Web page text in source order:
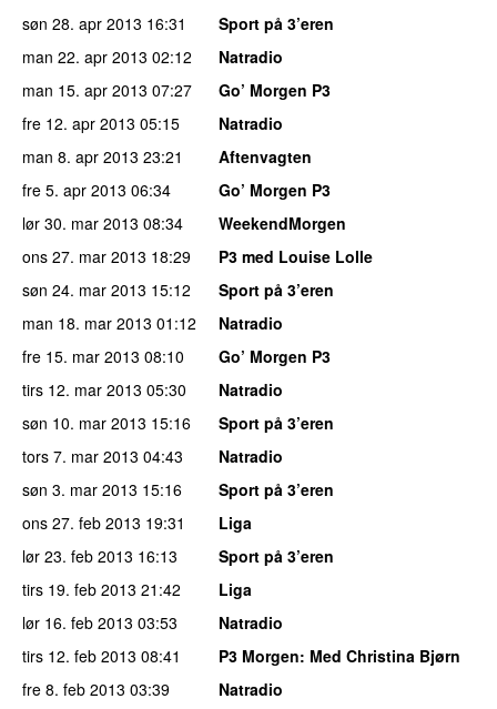
søn 28. apr 2013 16:31
Sport på 3’eren
man 22. apr 2013 02:12
Natradio
man 15. apr 2013 07:27
Go’ Morgen P3
fre 12. apr 2013 05:15
Natradio
man 8. apr 2013 23:21
Aftenvagten
fre 5. apr 2013 06:34
Go’ Morgen P3
lør 30. mar 2013 08:34
WeekendMorgen
ons 27. mar 2013 18:29
P3 med Louise Lolle
søn 24. mar 2013 15:12
Sport på 3’eren
man 18. mar 2013 01:12
Natradio
fre 15. mar 2013 08:10
Go’ Morgen P3
tirs 12. mar 2013 05:30
Natradio
søn 10. mar 2013 15:16
Sport på 3’eren
tors 7. mar 2013 04:43
Natradio
søn 3. mar 2013 15:16
Sport på 3’eren
ons 27. feb 2013 19:31
Liga
lør 23. feb 2013 16:13
Sport på 3’eren
tirs 19. feb 2013 21:42
Liga
lør 16. feb 2013 03:53
Natradio
tirs 12. feb 2013 08:41 P3 Morgen: Med Christina Bjørn
fre 8. feb 2013 03:39
Natradio